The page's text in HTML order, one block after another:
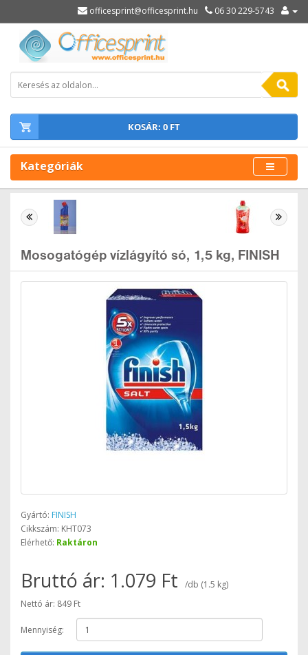
officesprint@officesprint.hu 06 30 229-5743
KOSÁR: 0 FT
Kategóriák
Mosogatógép vízlágyító só, 1,5 kg, FINISH
Gyártó: FINISH
Cikkszám: KHT073
Elérhető: Raktáron
Bruttó ár: 1.079 Ft
/db (1.5 kg)
Nettó ár: 849 Ft
Mennyiség: